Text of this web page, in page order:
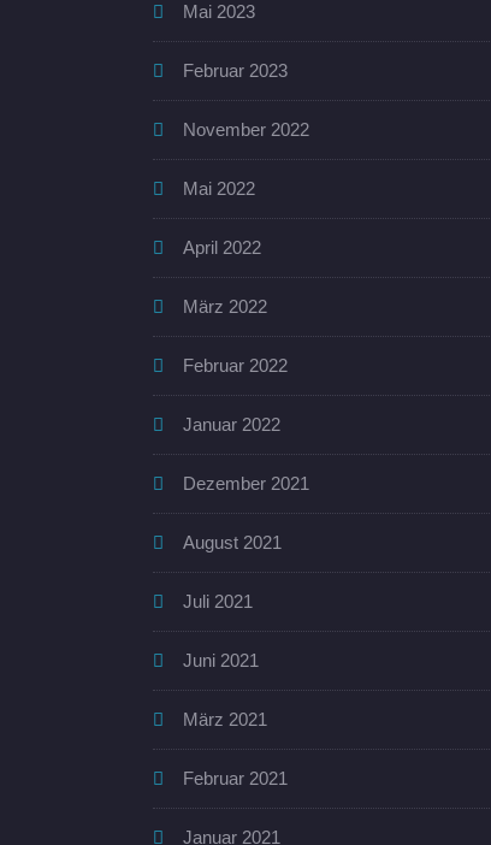
Mai 2023
Februar 2023
November 2022
Mai 2022
April 2022
März 2022
Februar 2022
Januar 2022
Dezember 2021
August 2021
Juli 2021
Juni 2021
März 2021
Februar 2021
Januar 2021